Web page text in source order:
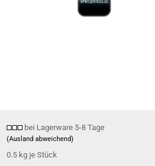
bei Lagerware 5-8 Tage
(Ausland abweichend)
0.5 kg je Stück